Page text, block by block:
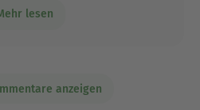
solide Lovestory mit
ist.
lesen
anzeigen